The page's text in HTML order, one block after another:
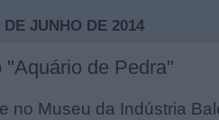
JUNHO DE 2014
"Aquário de Pedra"
no Museu da Indústria